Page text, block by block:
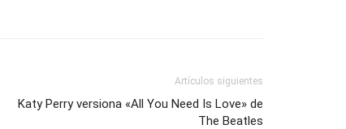
Artículos siguientes
Katy Perry versiona «All You Need Is Love» de
The Beatles